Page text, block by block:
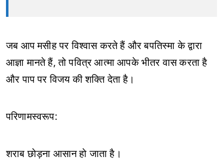
जब आप मसीह पर विश्वास करते हैं और बपतिस्मा के द्वारा
आज्ञा मानते हैं, तो पवित्र आत्मा आपके भीतर वास करता है
और पाप पर विजय की शक्ति देता है।
परिणामस्वरूप:
शराब छोड़ना आसान हो जाता है।